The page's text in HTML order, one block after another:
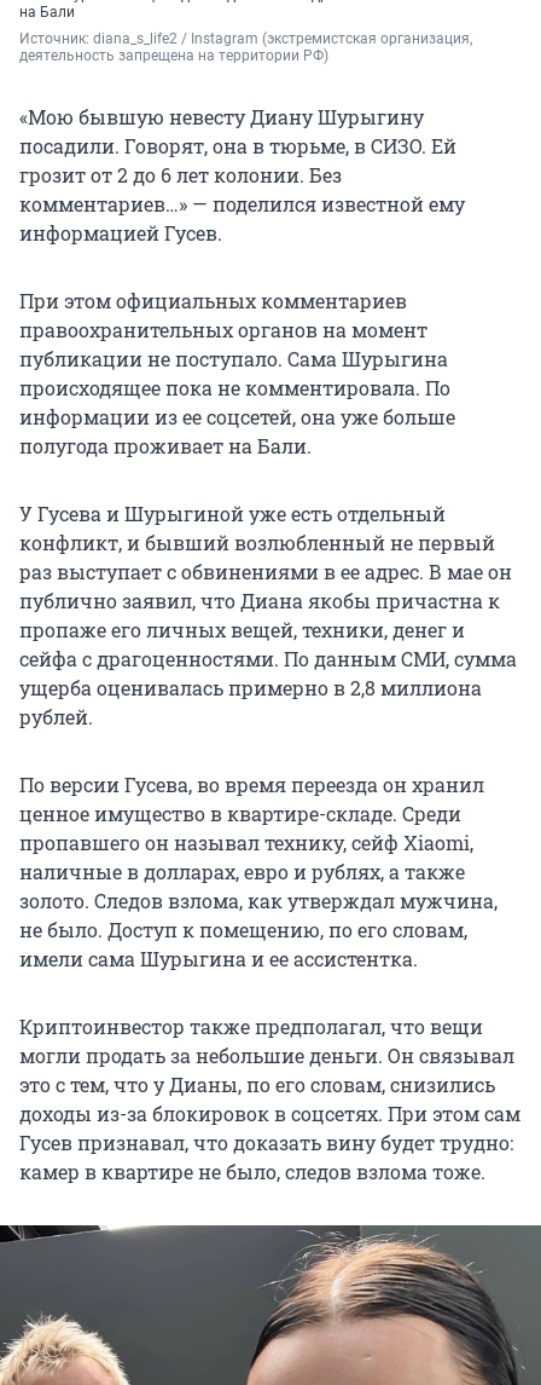
на Бали
Источник: diana_s_life2 / Instagram (экстремистская организация,
деятельность запрещена на территории РФ)
«Мою бывшую невесту Диану Шурыгину
посадили. Говорят, она в тюрьме, в СИЗО. Ей
грозит от 2 до 6 лет колонии. Без
комментариев…» — поделился известной ему
информацией Гусев.
При этом официальных комментариев
правоохранительных органов на момент
публикации не поступало. Сама Шурыгина
происходящее пока не комментировала. По
информации из ее соцсетей, она уже больше
полугода проживает на Бали.
У Гусева и Шурыгиной уже есть отдельный
конфликт, и бывший возлюбленный не первый
раз выступает с обвинениями в ее адрес. В мае он
публично заявил, что Диана якобы причастна к
пропаже его личных вещей, техники, денег и
сейфа с драгоценностями. По данным СМИ, сумма
ущерба оценивалась примерно в 2,8 миллиона
рублей.
По версии Гусева, во время переезда он хранил
ценное имущество в квартире-складе. Среди
пропавшего он называл технику, сейф Xiaomi,
наличные в долларах, евро и рублях, а также
золото. Следов взлома, как утверждал мужчина,
не было. Доступ к помещению, по его словам,
имели сама Шурыгина и ее ассистентка.
Криптоинвестор также предполагал, что вещи
могли продать за небольшие деньги. Он связывал
это с тем, что у Дианы, по его словам, снизились
доходы из-за блокировок в соцсетях. При этом сам
Гусев признавал, что доказать вину будет трудно:
камер в квартире не было, следов взлома тоже.